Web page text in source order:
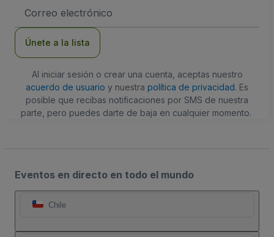
de
Únete a la lista
Al iniciar sesión o crear una cuenta, aceptas nuestro
acuerdo de usuario y nuestra política de privacidad. Es
posible que recibas notificaciones por SMS de nuestra
parte, pero puedes darte de baja en cualquier momento.
Eventos en directo en todo el mundo
Chile